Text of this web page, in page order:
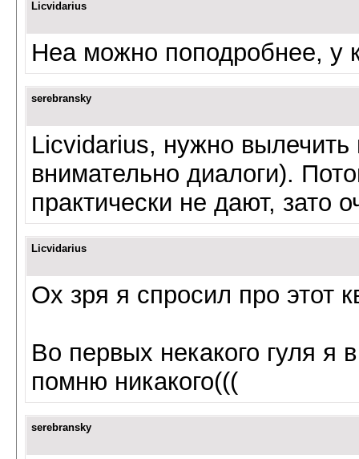
Licvidarius
Неа можно поподробнее, у
serebransky
Licvidarius, нужно вылечить
внимательно диалоги).
практически не дают, зато
Licvidarius
Ох зря я спросил про этот
Во первых некакого гуля я
помню никакого(((
serebransky